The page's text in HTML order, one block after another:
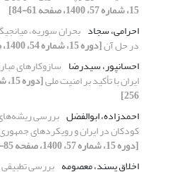
15، شماره 57، 1400، صفحه 61-84]
احرامی، سجاد بحران سوریه،
در حل آن[دوره 15، شماره 54، 1400، صفحه 181-200]
احسانپور، سیدرضا سازوکارهای
ایران با تأکید بر امنیت ملی
256]
احمدزاده، ابوالفضل بررسی
کودکان در ایران و رویکردهای
[دوره 15، شماره 57، 1400، صفحه 85-104]
اخلاق پسند، معصومه بررسی